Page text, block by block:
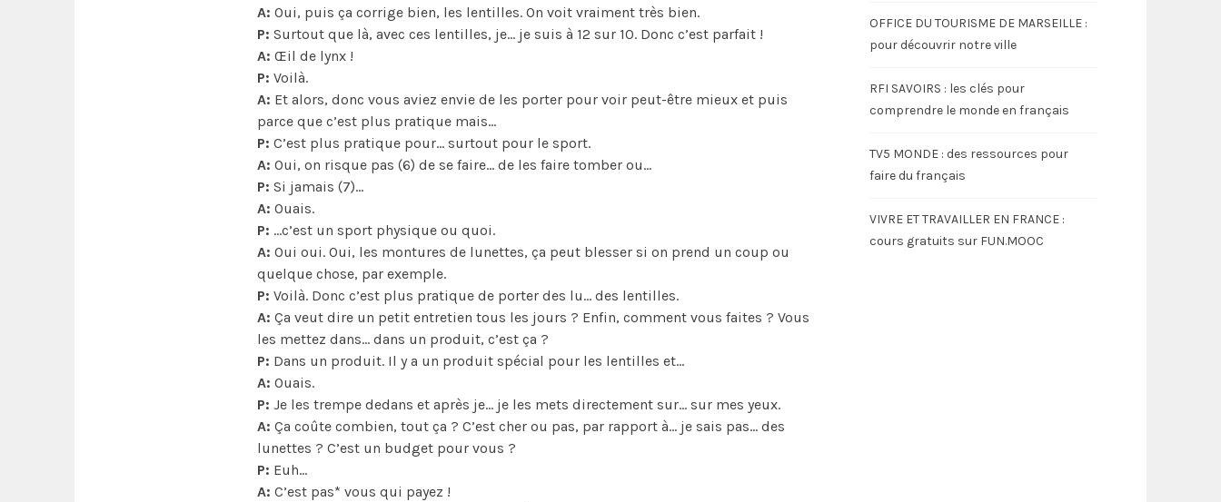
A: Oui, puis ça corrige bien, les lentilles. On voit vraiment très bien.
P: Surtout que là, avec ces lentilles, je… je suis à 12 sur 10. Donc c’est parfait !
A: Œil de lynx !
P: Voilà.
A: Et alors, donc vous aviez envie de les porter pour voir peut-être mieux et puis
parce que c’est plus pratique mais…
P: C’est plus pratique pour… surtout pour le sport.
A: Oui, on risque pas (6) de se faire… de les faire tomber ou…
P: Si jamais (7)…
A: Ouais.
P: …c’est un sport physique ou quoi.
A: Oui oui. Oui, les montures de lunettes, ça peut blesser si on prend un coup ou
quelque chose, par exemple.
P: Voilà. Donc c’est plus pratique de porter des lu… des lentilles.
A: Ça veut dire un petit entretien tous les jours ? Enfin, comment vous faites ? Vous
les mettez dans… dans un produit, c’est ça ?
P: Dans un produit. Il y a un produit spécial pour les lentilles et…
A: Ouais.
P: Je les trempe dedans et après je… je les mets directement sur… sur mes yeux.
A: Ça coûte combien, tout ça ? C’est cher ou pas, par rapport à… je sais pas… des
lunettes ? C’est un budget pour vous ?
P: Euh…
A: C’est pas* vous qui payez !
OFFICE DU TOURISME DE MARSEILLE :
pour découvrir notre ville
RFI SAVOIRS : les clés pour
comprendre le monde en français
TV5 MONDE : des ressources pour
faire du français
VIVRE ET TRAVAILLER EN FRANCE :
cours gratuits sur FUN.MOOC